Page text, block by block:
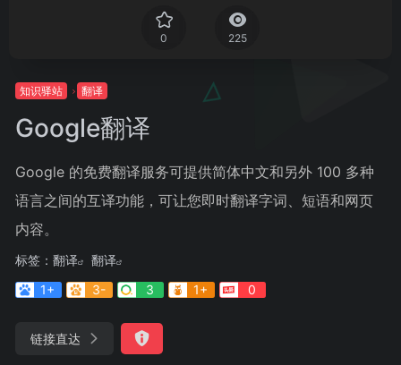
0 225
知识驿站 翻译
Google翻译
Google 的免费翻译服务可提供简体中文和另外 100 多种
语言之间的互译功能，可让您即时翻译字词、短语和网页
内容。
标签： 翻译
翻译
1+
3- 3 1+ 0
链接直达